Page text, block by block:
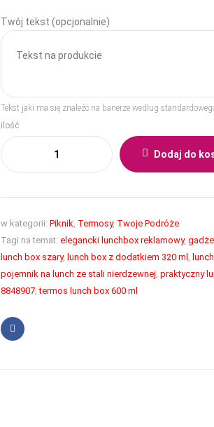
Twój tekst (opcjonalnie)
Tekst jaki ma się znaleźć na banerze według
ilość
Dodaj do
w kategorii: Piknik, Termosy, Twoje Podróże
Tagi na temat: elegancki lunchbox reklamowy,
lunch box szary, lunch box z dodatkiem 320 ml ,
pojemnik na lunch ze stali nierdzewnej, praktyczny
8848907,termos lunch box 600 ml
Facebook